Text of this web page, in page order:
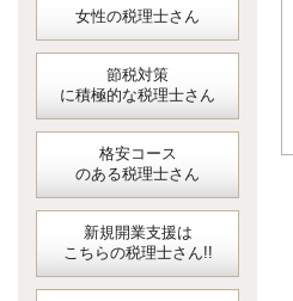
女性の税理士さん
節税対策
に積極的な税理士さん
格安コース
のある税理士さん
新規開業支援は
こちらの税理士さん!!